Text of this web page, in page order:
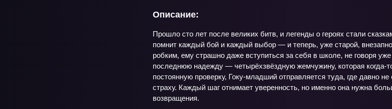
Описание:
Прошло сто лет после великих битв, и легенды о героях стали
помнит каждый бой и каждый выбор — и теперь, уже старой,
робким, ему страшно даже вступиться за себя в школе, не говоря
последнюю надежду — четырёхзвёздную жемчужину, которая
постоянную проверку, Гоку-младший отправляется туда, где давно
страху. Каждый шаг отнимает уверенность, но именно она нужна
возвращения.